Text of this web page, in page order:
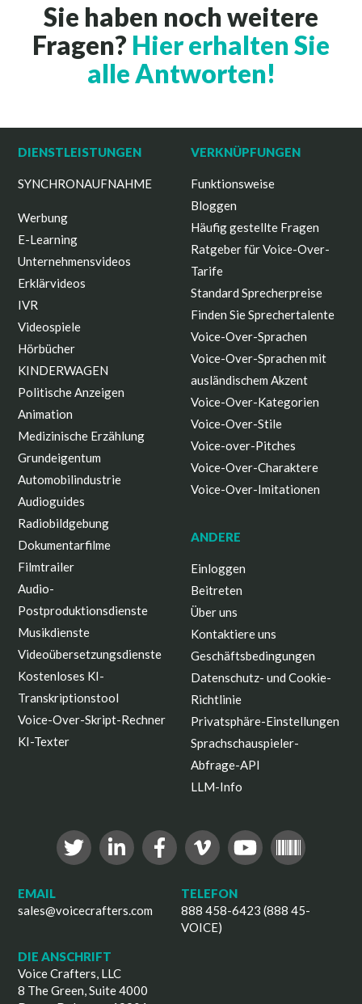
Sie haben noch weitere
Fragen? Hier erhalten Sie
alle Antworten!
DIENSTLEISTUNGEN
SYNCHRONAUFNAHME
Werbung
E-Learning
Unternehmensvideos
Erklärvideos
IVR
Videospiele
Hörbücher
KINDERWAGEN
Politische Anzeigen
Animation
Medizinische Erzählung
Grundeigentum
Automobilindustrie
Audioguides
Radiobildgebung
Dokumentarfilme
Filmtrailer
Audio-
Postproduktionsdienste
Musikdienste
Videoübersetzungsdienste
Kostenloses KI-
Transkriptionstool
Voice-Over-Skript-Rechner
KI-Texter
VERKNÜPFUNGEN
Funktionsweise
Bloggen
Häufig gestellte Fragen
Ratgeber für Voice-Over-
Tarife
Standard Sprecherpreise
Finden Sie Sprechertalente
Voice-Over-Sprachen
Voice-Over-Sprachen mit
ausländischem Akzent
Voice-Over-Kategorien
Voice-Over-Stile
Voice-over-Pitches
Voice-Over-Charaktere
Voice-Over-Imitationen
ANDERE
Einloggen
Beitreten
Über uns
Kontaktiere uns
Geschäftsbedingungen
Datenschutz- und Cookie-
Richtlinie
Privatsphäre-Einstellungen
Sprachschauspieler-
Abfrage-API
LLM-Info
EMAIL
sales@voicecrafters.com
TELEFON
888 458-6423 (888 45-
VOICE)
DIE ANSCHRIFT
Voice Crafters, LLC
8 The Green, Suite 4000